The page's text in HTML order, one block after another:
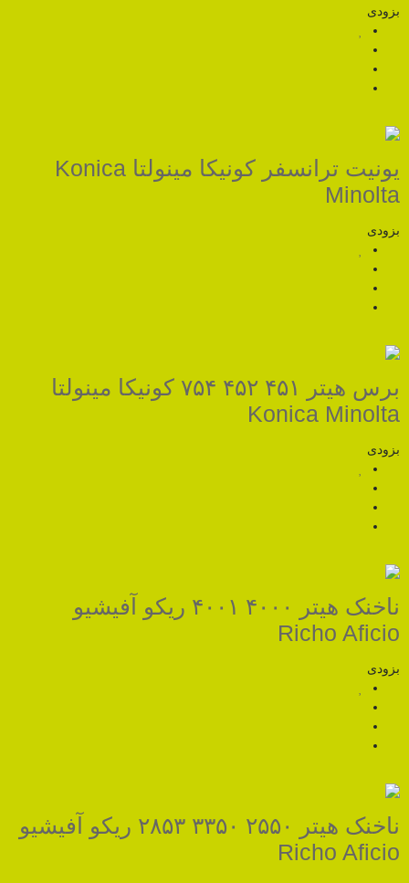
یونیت ترانسفر کونیکا مینولتا Konica
برس هیتر ۴۵۱ ۴۵۲ ۷۵۴ کونیکا مینولتا
ناخنک هیتر ۴۰۰۰ ۴۰۰۱ ریکو آفیشیو
ناخنک هیتر ۲۵۵۰ ۳۳۵۰ ۲۸۵۳ ریکو آفیشیو